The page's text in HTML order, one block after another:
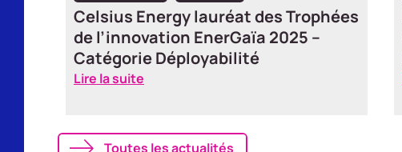
Cindy Demichel reçoit le prix Femme
du Développement Durable aux
Trophées des femmes de l’industrie
Lire la suite
Toutes les actualités